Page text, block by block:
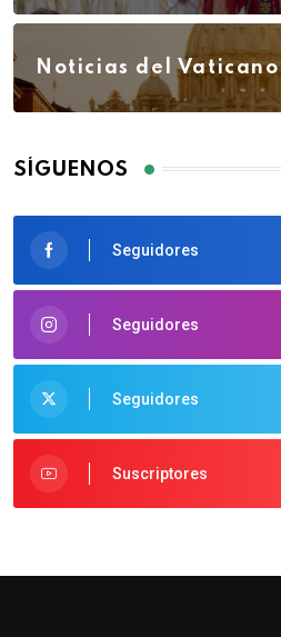
Noticias del Vaticano
SÍGUENOS
Seguidores
Seguidores
Seguidores
Suscriptores